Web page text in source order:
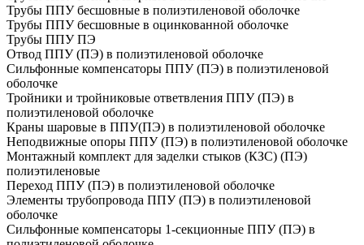
Трубы ППУ бесшовные в полиэтиленовой оболочке
Трубы ППУ бесшовные в оцинкованной оболочке
Трубы ППУ ПЭ
Отвод ППУ (ПЭ) в полиэтиленовой оболочке
Сильфонные компенсаторы ППУ (ПЭ) в полиэтиленовой
оболочке
Тройники и тройниковые ответвления ППУ (ПЭ) в
полиэтиленовой оболочке
Краны шаровые в ППУ(ПЭ) в полиэтиленовой оболочке
Неподвижные опоры ППУ (ПЭ) в полиэтиленовой оболочке
Монтажный комплект для заделки стыков (КЗС) (ПЭ)
полиэтиленовые
Переход ППУ (ПЭ) в полиэтиленовой оболочке
Элементы трубопровода ППУ (ПЭ) в полиэтиленовой
оболочке
Сильфонные компенсаторы 1-секционные ППУ (ПЭ) в